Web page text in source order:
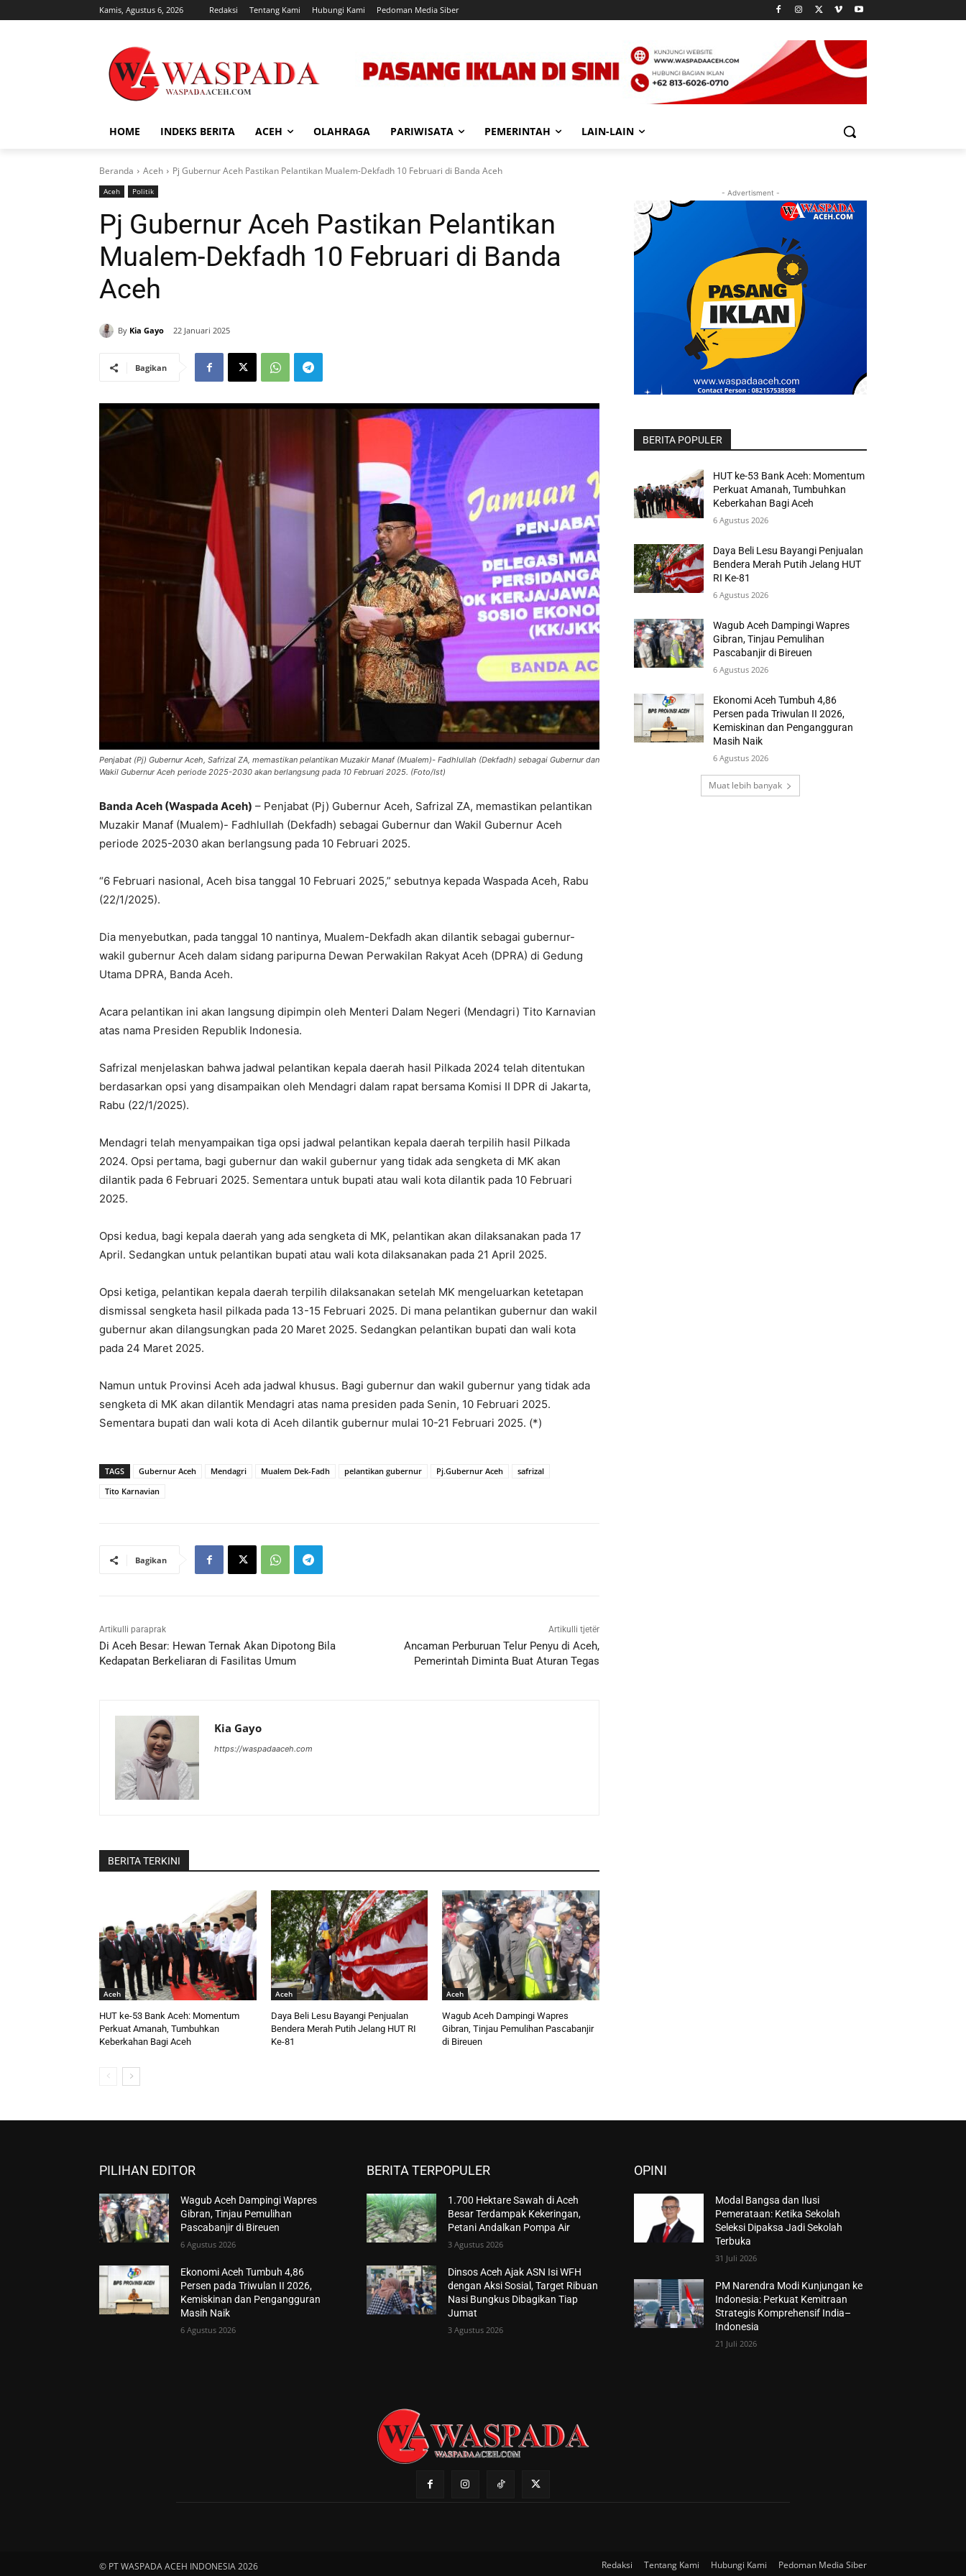
Kamis, Agustus 6, 2026 Redaksi Tentang Kami Hubungi Kami Pedoman Media Siber
HOME INDEKS BERITA ACEH OLAHRAGA PARIWISATA PEMERINTAH LAIN-LAIN
Beranda Aceh Pj Gubernur Aceh Pastikan Pelantikan Mualem-Dekfadh 10 Februari di Banda Aceh
Aceh Politik
Pj Gubernur Aceh Pastikan Pelantikan
Mualem-Dekfadh 10 Februari di Banda
Aceh
By Kia Gayo 22 Januari 2025
Bagikan
Penjabat (Pj) Gubernur Aceh, Safrizal ZA, memastikan pelantikan Muzakir Manaf (Mualem)- Fadhlullah (Dekfadh) sebagai Gubernur dan
Wakil Gubernur Aceh periode 2025-2030 akan berlangsung pada 10 Februari 2025. (Foto/Ist)
Banda Aceh (Waspada Aceh) – Penjabat (Pj) Gubernur Aceh, Safrizal ZA, memastikan pelantikan
Muzakir Manaf (Mualem)- Fadhlullah (Dekfadh) sebagai Gubernur dan Wakil Gubernur Aceh
periode 2025-2030 akan berlangsung pada 10 Februari 2025.
“6 Februari nasional, Aceh bisa tanggal 10 Februari 2025,” sebutnya kepada Waspada Aceh, Rabu
(22/1/2025).
Dia menyebutkan, pada tanggal 10 nantinya, Mualem-Dekfadh akan dilantik sebagai gubernur-
wakil gubernur Aceh dalam sidang paripurna Dewan Perwakilan Rakyat Aceh (DPRA) di Gedung
Utama DPRA, Banda Aceh.
Acara pelantikan ini akan langsung dipimpin oleh Menteri Dalam Negeri (Mendagri) Tito Karnavian
atas nama Presiden Republik Indonesia.
Safrizal menjelaskan bahwa jadwal pelantikan kepala daerah hasil Pilkada 2024 telah ditentukan
berdasarkan opsi yang disampaikan oleh Mendagri dalam rapat bersama Komisi II DPR di Jakarta,
Rabu (22/1/2025).
Mendagri telah menyampaikan tiga opsi jadwal pelantikan kepala daerah terpilih hasil Pilkada
2024. Opsi pertama, bagi gubernur dan wakil gubernur yang tidak ada sengketa di MK akan
dilantik pada 6 Februari 2025. Sementara untuk bupati atau wali kota dilantik pada 10 Februari
2025.
Opsi kedua, bagi kepala daerah yang ada sengketa di MK, pelantikan akan dilaksanakan pada 17
April. Sedangkan untuk pelantikan bupati atau wali kota dilaksanakan pada 21 April 2025.
Opsi ketiga, pelantikan kepala daerah terpilih dilaksanakan setelah MK mengeluarkan ketetapan
dismissal sengketa hasil pilkada pada 13-15 Februari 2025. Di mana pelantikan gubernur dan wakil
gubernur akan dilangsungkan pada 20 Maret 2025. Sedangkan pelantikan bupati dan wali kota
pada 24 Maret 2025.
Namun untuk Provinsi Aceh ada jadwal khusus. Bagi gubernur dan wakil gubernur yang tidak ada
sengketa di MK akan dilantik Mendagri atas nama presiden pada Senin, 10 Februari 2025.
Sementara bupati dan wali kota di Aceh dilantik gubernur mulai 10-21 Februari 2025. (*)
TAGS Gubernur Aceh Mendagri Mualem Dek-Fadh pelantikan gubernur Pj.Gubernur Aceh
safrizal
Tito Karnavian
Bagikan
Artikulli paraprak
Di Aceh Besar: Hewan Ternak Akan Dipotong Bila
Kedapatan Berkeliaran di Fasilitas Umum
Artikulli tjetër
Ancaman Perburuan Telur Penyu di Aceh,
Pemerintah Diminta Buat Aturan Tegas
Kia Gayo
https://waspadaaceh.com
BERITA TERKINI
Aceh
HUT ke-53 Bank Aceh: Momentum
Perkuat Amanah, Tumbuhkan
Keberkahan Bagi Aceh
Aceh
Daya Beli Lesu Bayangi Penjualan
Bendera Merah Putih Jelang HUT RI
Ke-81
Aceh
Wagub Aceh Dampingi Wapres
Gibran, Tinjau Pemulihan Pascabanjir
di Bireuen
- Advertisment -
BERITA POPULER
HUT ke-53 Bank Aceh: Momentum
Perkuat Amanah, Tumbuhkan
Keberkahan Bagi Aceh
6 Agustus 2026
Daya Beli Lesu Bayangi Penjualan
Bendera Merah Putih Jelang HUT
RI Ke-81
6 Agustus 2026
Wagub Aceh Dampingi Wapres
Gibran, Tinjau Pemulihan
Pascabanjir di Bireuen
6 Agustus 2026
Ekonomi Aceh Tumbuh 4,86
Persen pada Triwulan II 2026,
Kemiskinan dan Pengangguran
Masih Naik
6 Agustus 2026
Muat lebih banyak
PILIHAN EDITOR
Wagub Aceh Dampingi Wapres
Gibran, Tinjau Pemulihan
Pascabanjir di Bireuen
6 Agustus 2026
Ekonomi Aceh Tumbuh 4,86
Persen pada Triwulan II 2026,
Kemiskinan dan Pengangguran
Masih Naik
6 Agustus 2026
BERITA TERPOPULER
1.700 Hektare Sawah di Aceh
Besar Terdampak Kekeringan,
Petani Andalkan Pompa Air
3 Agustus 2026
Dinsos Aceh Ajak ASN Isi WFH
dengan Aksi Sosial, Target Ribuan
Nasi Bungkus Dibagikan Tiap
Jumat
3 Agustus 2026
OPINI
Modal Bangsa dan Ilusi
Pemerataan: Ketika Sekolah
Seleksi Dipaksa Jadi Sekolah
Terbuka
31 Juli 2026
PM Narendra Modi Kunjungan ke
Indonesia: Perkuat Kemitraan
Strategis Komprehensif India–
Indonesia
21 Juli 2026
© PT WASPADA ACEH INDONESIA 2026 Redaksi Tentang Kami Hubungi Kami Pedoman Media Siber